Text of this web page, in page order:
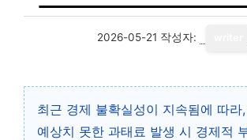
2026-05-21 작성자:
최근 경제 불확실성이 지속됨에 따라
예상치 못한 과태료 발생 시 경제적